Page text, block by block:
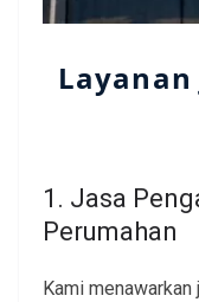
Layanan
1. Jasa
Perumahan
Kami